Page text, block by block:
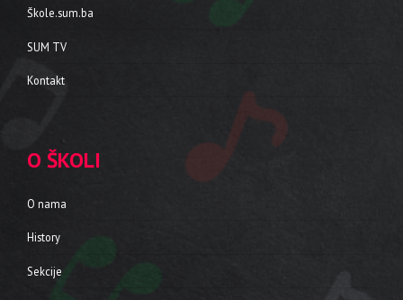
Škole.sum.ba
SUM TV
Kontakt
O ŠKOLI
O nama
History
Sekcije